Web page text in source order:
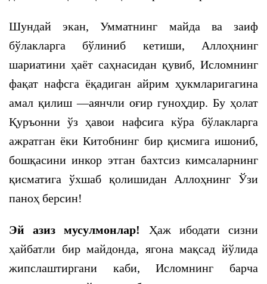
Шундай экан, Умматнинг майда ва заиф
бўлакларга бўлиниб кетиши, Аллоҳнинг
шариатини ҳаёт саҳнасидан қувиб, Исломнинг
фақат нафсга ёқадиган айрим ҳукмларигагина
амал қилиш —аянчли оғир гуноҳдир. Бу ҳолат
Қуръонни ўз ҳавои нафсига кўра бўлакларга
ажратган ёки Китобнинг бир қисмига ишониб,
бошқасини инкор этган бахтсиз кимсаларнинг
қисматига ўхшаб қолишидан Аллоҳнинг Ўзи
паноҳ берсин!
Эй азиз мусулмонлар!
Ҳаж ибодати сизни
ҳайбатли бир майдонда, ягона мақсад йўлида
жипслаштиргани каби, Исломнинг барча